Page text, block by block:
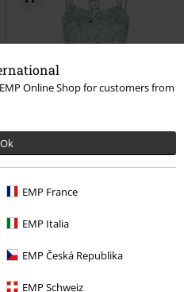
Online Shop for customers from
Ok
EMP France
EMP Italia
EMP Česká Republika
EMP Schweiz
rek-pris499:-
299:-
Poro League Of Legends